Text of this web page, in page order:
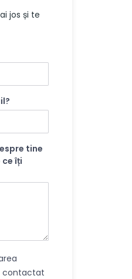
jos și te
tine
îți
contactat